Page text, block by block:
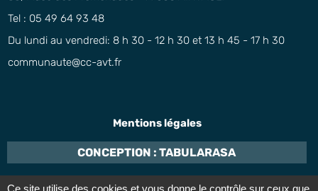
Tel : 05 49 64 93 48
Du lundi au vendredi: 8 h 30 - 12 h 30 et 13 h 45 - 17 h 30
communaute@cc-avt.fr
Mentions légales
CONCEPTION : TABULARASA
Ce site utilise des cookies et vous donne le contrôle sur ceux que